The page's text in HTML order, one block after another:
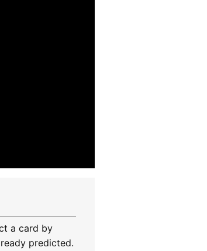
a card by
predicted.